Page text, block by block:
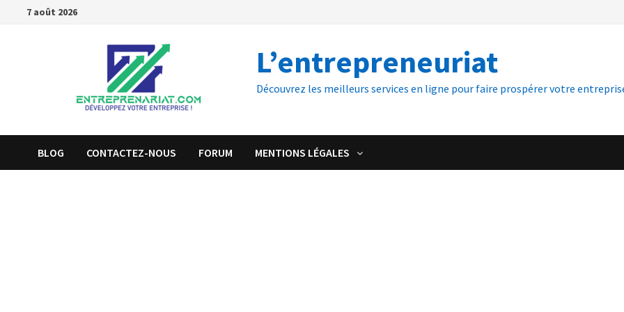
7 août 2026
L’entrepreneuriat
Découvrez les meilleurs services en ligne pour faire prospérer votre
BLOG CONTACTEZ-NOUS FORUM MENTIONS LÉGALES